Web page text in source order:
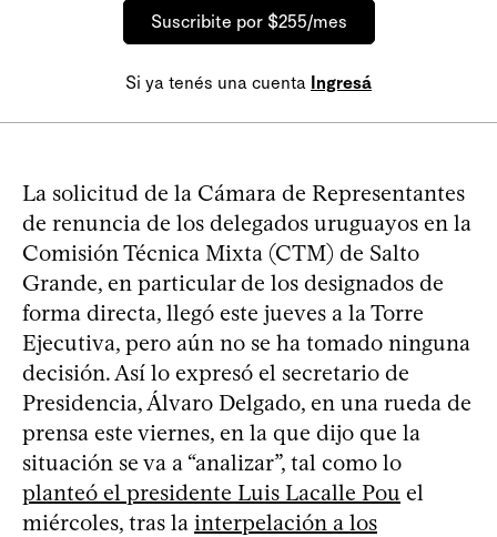
Suscribite por $255/mes
Si ya tenés una cuenta Ingresá
La solicitud de la Cámara de Representantes
de renuncia de los delegados uruguayos en la
Comisión Técnica Mixta (CTM) de Salto
Grande, en particular de los designados de
forma directa, llegó este jueves a la Torre
Ejecutiva, pero aún no se ha tomado ninguna
decisión. Así lo expresó el secretario de
Presidencia, Álvaro Delgado, en una rueda de
prensa este viernes, en la que dijo que la
situación se va a “analizar”, tal como lo
planteó el presidente Luis Lacalle Pou el
miércoles, tras la interpelación a los